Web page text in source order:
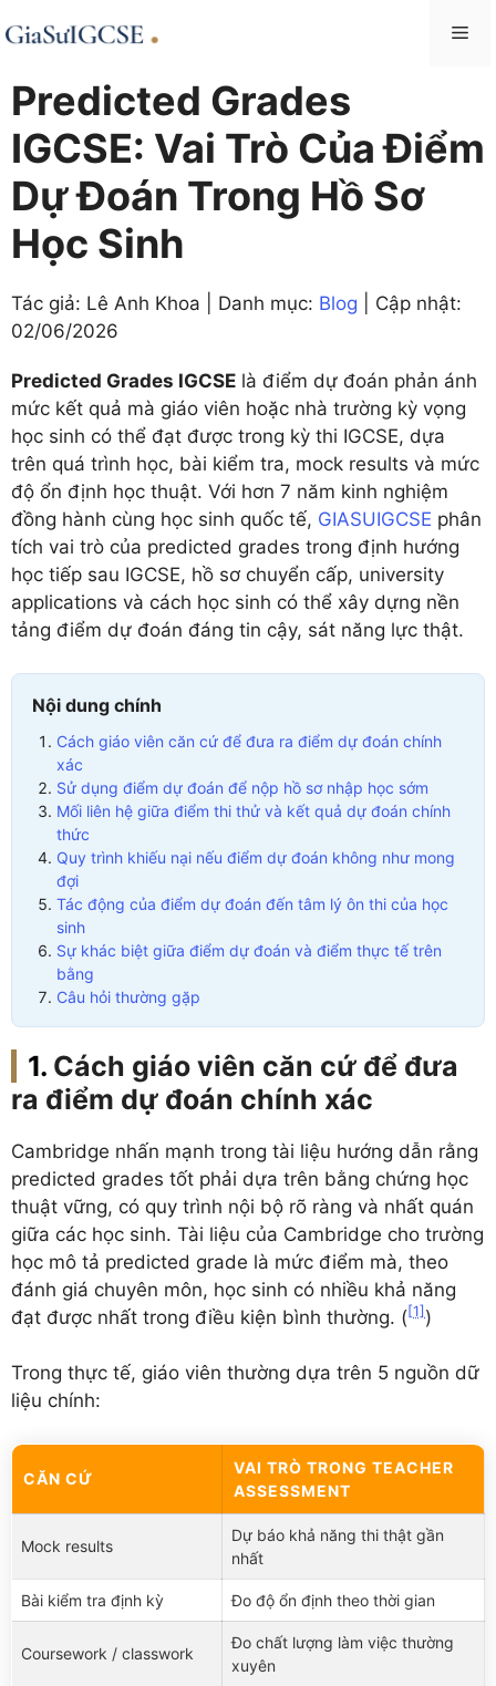
to
Predicted Grades
IGCSE: Vai Trò Của Điểm
Dự Đoán Trong Hồ Sơ
Học Sinh
Tác giả: Lê Anh Khoa | Danh mục: Blog | Cập nhật:
02/06/2026
Predicted Grades IGCSE là điểm dự đoán phản ánh
mức kết quả mà giáo viên hoặc nhà trường kỳ vọng
học sinh có thể đạt được trong kỳ thi IGCSE, dựa
trên quá trình học, bài kiểm tra, mock results và mức
độ ổn định học thuật. Với hơn 7 năm kinh nghiệm
đồng hành cùng học sinh quốc tế, GIASUIGCSE phân
tích vai trò của predicted grades trong định hướng
học tiếp sau IGCSE, hồ sơ chuyển cấp, university
applications và cách học sinh có thể xây dựng nền
tảng điểm dự đoán đáng tin cậy, sát năng lực thật.
Nội dung chính
Cách giáo viên căn cứ để đưa ra điểm dự đoán chính
xác
Sử dụng điểm dự đoán để nộp hồ sơ nhập học sớm
Mối liên hệ giữa điểm thi thử và kết quả dự đoán chính
thức
Quy trình khiếu nại nếu điểm dự đoán không như mong
đợi
Tác động của điểm dự đoán đến tâm lý ôn thi của học
sinh
Sự khác biệt giữa điểm dự đoán và điểm thực tế trên
bằng
Câu hỏi thường gặp
Cách giáo viên căn cứ để đưa
ra điểm dự đoán chính xác
Cambridge nhấn mạnh trong tài liệu hướng dẫn rằng
predicted grades tốt phải dựa trên bằng chứng học
thuật vững, có quy trình nội bộ rõ ràng và nhất quán
giữa các học sinh. Tài liệu của Cambridge cho trường
học mô tả predicted grade là mức điểm mà, theo
đánh giá chuyên môn, học sinh có nhiều khả năng
đạt được nhất trong điều kiện bình thường. ([1] )
Trong thực tế, giáo viên thường dựa trên 5 nguồn dữ
liệu chính:
CĂN CỨ
VAI TRÒ TRONG TEACHER
ASSESSMENT
Mock results
Dự báo khả năng thi thật gần
nhất
Bài kiểm tra định kỳ Đo độ ổn định theo thời gian
Coursework / classwork
Đo chất lượng làm việc thường
xuyên